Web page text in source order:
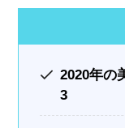
2020年の
3